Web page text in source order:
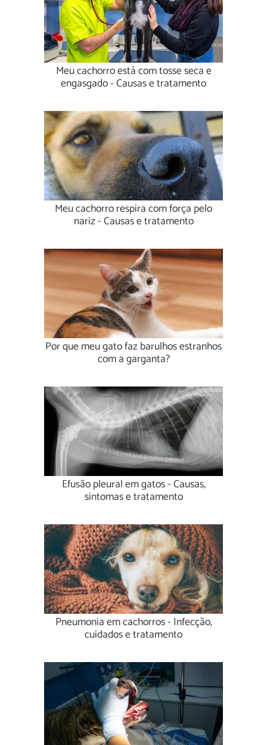
Meu cachorro está com tosse seca e
engasgado - Causas e tratamento
Meu cachorro respira com força pelo
nariz - Causas e tratamento
Por que meu gato faz barulhos estranhos
com a garganta?
Efusão pleural em gatos - Causas,
sintomas e tratamento
Pneumonia em cachorros - Infecção,
cuidados e tratamento